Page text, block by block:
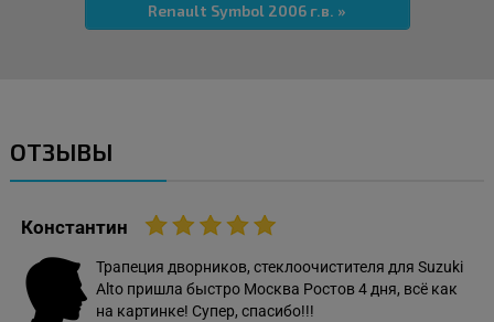
Renault Symbol 2006 г.в. »
ОТЗЫВЫ
Константин
Трапеция дворников, стеклоочистителя для Suzuki
Alto пришла быстро Москва Ростов 4 дня, всё как
на картинке! Супер, спасибо!!!